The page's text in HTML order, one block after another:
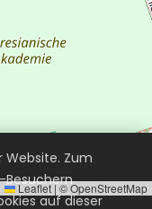
Leaflet|©OpenStreetMap
Website. Zum
Besuchern
auf dieser